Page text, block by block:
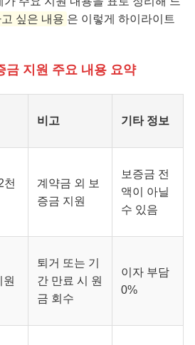
싶은 내용 은 이렇게 하이라이트
금 지원 주요 내용 요약
비고 기타 정보
천
계약금 외 보
증금 지원
보증금 전
액이 아닐
수 있음
퇴거 또는 기
간 만료 시 원
금 회수
이자 부담
0%